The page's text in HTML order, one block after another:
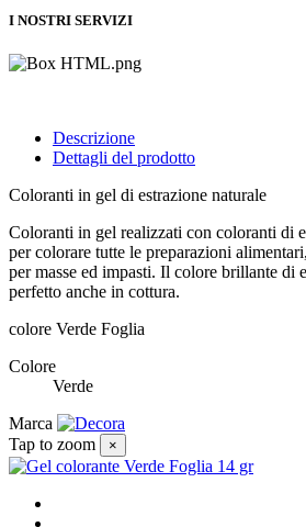
I NOSTRI SERVIZI
Descrizione
Dettagli del prodotto
Coloranti in gel di estrazione naturale
Coloranti in gel realizzati con coloranti di
per colorare tutte le preparazioni
per masse ed impasti. Il colore brillante di
perfetto anche in cottura.
colore Verde Foglia
Colore
Verde
Marca
Tap to zoom
×